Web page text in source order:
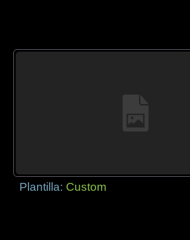
Plantilla: Custom